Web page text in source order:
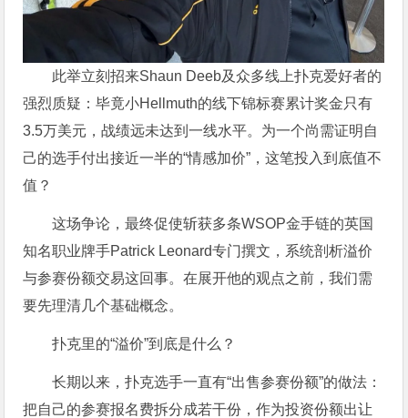
此举立刻招来Shaun Deeb及众多线上扑克爱好者的
强烈质疑：毕竟小Hellmuth的线下锦标赛累计奖金只有
3.5万美元，战绩远未达到一线水平。为一个尚需证明自
己的选手付出接近一半的“情感加价”，这笔投入到底值不
值？
这场争论，最终促使斩获多条WSOP金手链的英国
知名职业牌手Patrick Leonard专门撰文，系统剖析溢价
与参赛份额交易这回事。在展开他的观点之前，我们需
要先理清几个基础概念。
扑克里的“溢价”到底是什么？
长期以来，扑克选手一直有“出售参赛份额”的做法：
把自己的参赛报名费拆分成若干份，作为投资份额出让